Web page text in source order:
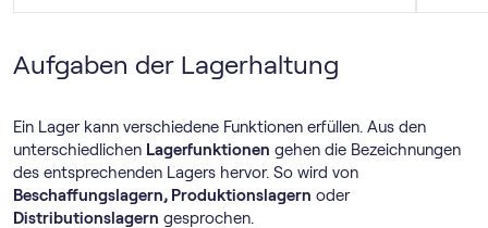
Aufgaben der Lagerhaltung
Ein Lager kann verschiedene Funktionen erfüllen. Aus den
unterschiedlichen Lagerfunktionen gehen die Bezeichnungen
des entsprechenden Lagers hervor. So wird von
Beschaffungslagern, Produktionslagern oder
Distributionslagern gesprochen.